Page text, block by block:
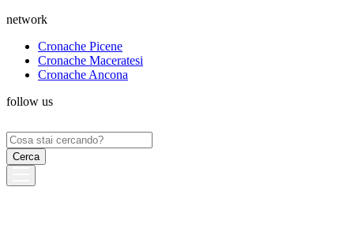
network
Cronache Picene
Cronache Maceratesi
Cronache Ancona
follow us
Ricerca
per: